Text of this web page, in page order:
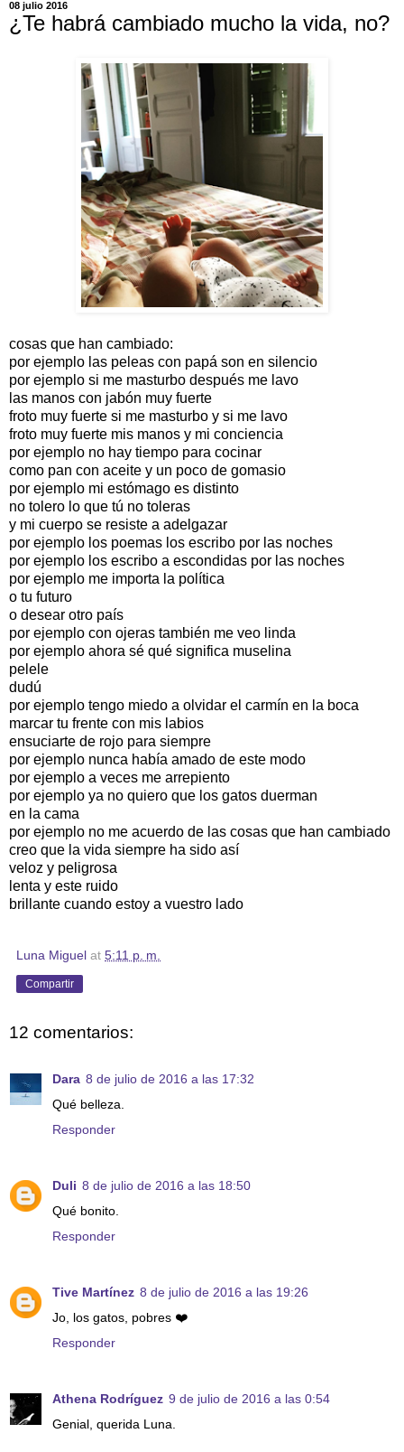
08 julio 2016
¿Te habrá cambiado mucho la vida, no?
cosas que han cambiado:
por ejemplo las peleas con papá son en silencio
por ejemplo si me masturbo después me lavo
las manos con jabón muy fuerte
froto muy fuerte si me masturbo y si me lavo
froto muy fuerte mis manos y mi conciencia
por ejemplo no hay tiempo para cocinar
como pan con aceite y un poco de gomasio
por ejemplo mi estómago es distinto
no tolero lo que tú no toleras
y mi cuerpo se resiste a adelgazar
por ejemplo los poemas los escribo por las noches
por ejemplo los escribo a escondidas por las noches
por ejemplo me importa la política
o tu futuro
o desear otro país
por ejemplo con ojeras también me veo linda
por ejemplo ahora sé qué significa muselina
pelele
dudú
por ejemplo tengo miedo a olvidar el carmín en la boca
marcar tu frente con mis labios
ensuciarte de rojo para siempre
por ejemplo nunca había amado de este modo
por ejemplo a veces me arrepiento
por ejemplo ya no quiero que los gatos duerman
en la cama
por ejemplo no me acuerdo de las cosas que han cambiado
creo que la vida siempre ha sido así
veloz y peligrosa
lenta y este ruido
brillante cuando estoy a vuestro lado
Luna Miguel at 5:11 p. m.
Compartir
12 comentarios:
Dara 8 de julio de 2016 a las 17:32
Qué belleza.
Responder
Duli 8 de julio de 2016 a las 18:50
Qué bonito.
Responder
Tive Martínez 8 de julio de 2016 a las 19:26
Jo, los gatos, pobres ❤️
Responder
Athena Rodríguez 9 de julio de 2016 a las 0:54
Genial, querida Luna.